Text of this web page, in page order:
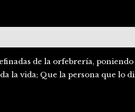
de la orfebrería,
la vida; Que la persona que lo